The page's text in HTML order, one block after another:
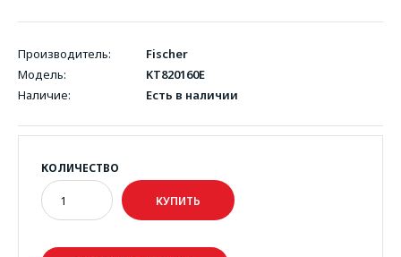
Производитель:
Fischer
Модель:
KT820160E
Наличие:
Есть в наличии
КОЛИЧЕСТВО